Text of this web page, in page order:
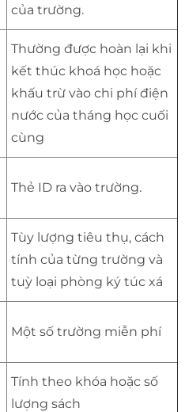
của trường.
Thường được hoàn lại khi
kết thúc khoá học hoặc
khấu trừ vào chi phí điện
nước của tháng học cuối
cùng
Thẻ ID ra vào trường.
Tùy lượng tiêu thụ, cách
tính của từng trường và
tuỳ loại phòng ký túc xá
Một số trường miễn phí
Tính theo khóa hoặc số
lượng sách